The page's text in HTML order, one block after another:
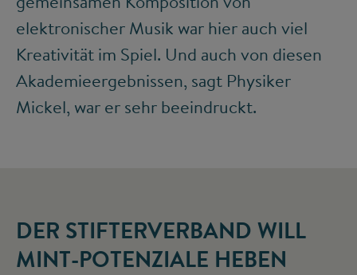
elektronischer Musik war hier auch viel
Kreativität im Spiel. Und auch von diesen
Akademieergebnissen, sagt Physiker
Mickel, war er sehr beeindruckt.
DER STIFTERVERBAND WILL
MINT-POTENZIALE HEBEN